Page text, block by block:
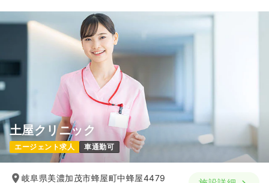
土屋クリニック
エージェント求人 車通勤可
岐阜県美濃加茂市蜂屋町中蜂屋4479